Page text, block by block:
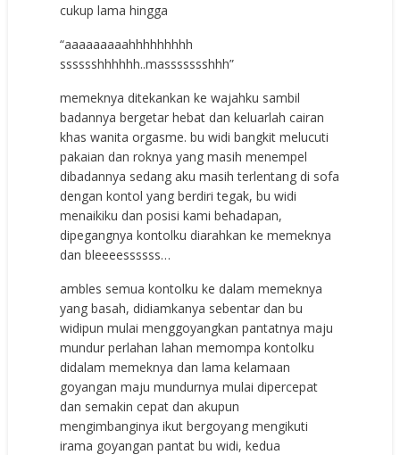
cukup lama hingga
“aaaaaaaaahhhhhhhhh
sssssshhhhhh..massssssshhh”
memeknya ditekankan ke wajahku sambil
badannya bergetar hebat dan keluarlah cairan
khas wanita orgasme. bu widi bangkit melucuti
pakaian dan roknya yang masih menempel
dibadannya sedang aku masih terlentang di sofa
dengan kontol yang berdiri tegak, bu widi
menaikiku dan posisi kami behadapan,
dipegangnya kontolku diarahkan ke memeknya
dan bleeeessssss…
ambles semua kontolku ke dalam memeknya
yang basah, didiamkanya sebentar dan bu
widipun mulai menggoyangkan pantatnya maju
mundur perlahan lahan memompa kontolku
didalam memeknya dan lama kelamaan
goyangan maju mundurnya mulai dipercepat
dan semakin cepat dan akupun
mengimbanginya ikut bergoyang mengikuti
irama goyangan pantat bu widi, kedua